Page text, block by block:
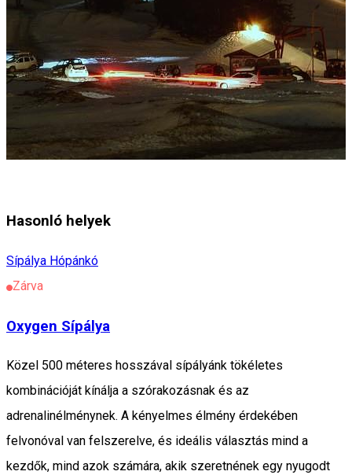
Hasonló helyek
Sípálya Hópánkó
Zárva
Oxygen Sípálya
Közel 500 méteres hosszával sípályánk tökéletes
kombinációját kínálja a szórakozásnak és az
adrenalinélménynek. A kényelmes élmény érdekében
felvonóval van felszerelve, és ideális választás mind a
kezdők, mind azok számára, akik szeretnének egy nyugodt